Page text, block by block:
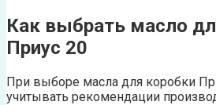
Как выбрать масло
Приус 20
При выборе масла для коробки
учитывать рекомендации